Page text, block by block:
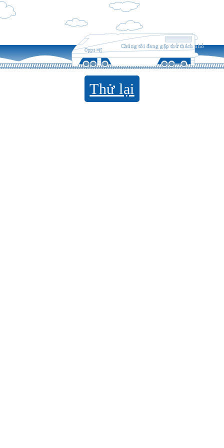
Opps =((
Chúng tôi đang gặp thử thách nhỏ
Thử lại